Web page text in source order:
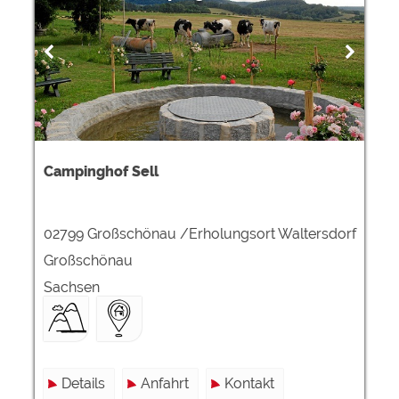
Campinghof Sell
02799 Großschönau /Erholungsort Waltersdorf
Großschönau
Sachsen
Details Anfahrt Kontakt
Google Remarketing
https://policies.google.com/privacy
Die Cookieeinstellungen können jeder Zeit im Footer
über "COOKIES" geändert werden!